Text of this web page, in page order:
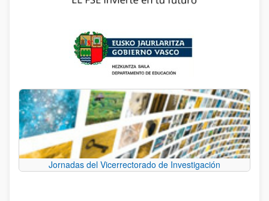
Jornadas del Vicerrectorado de Investigación